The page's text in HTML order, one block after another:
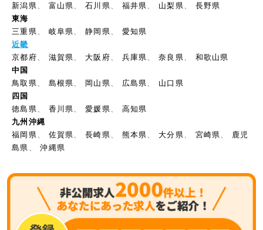
新潟県
富山県 、石川県 福井県 山梨県
長野県
東海
三重県
岐阜県 、静岡県
愛知県
近畿
京都府
滋賀県 大阪府 兵庫県 、奈良県
和歌山県
中国
鳥取県
島根県 岡山県 広島県
山口県
四国
徳島県
香川県 、愛媛県
高知県
九州沖縄
福岡県
佐賀県 、長崎県 熊本県 大分県 宮崎県
鹿児
島県
、沖縄県